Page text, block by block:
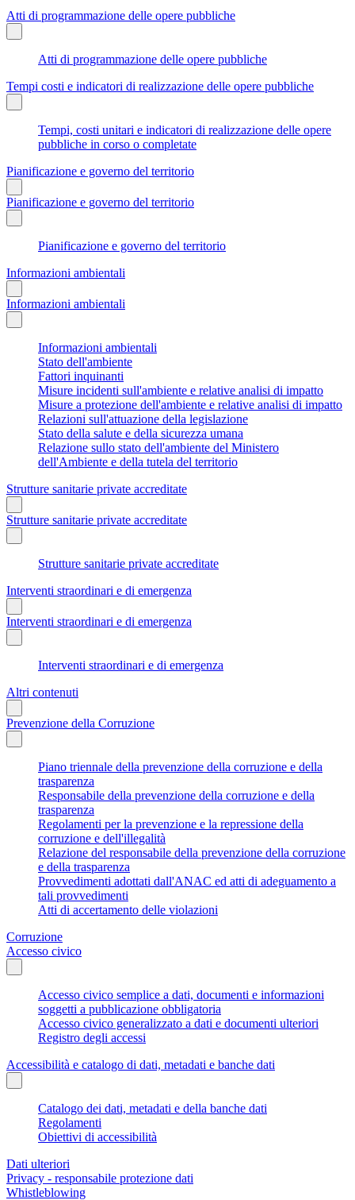
Atti di programmazione delle opere pubbliche
Atti di programmazione delle opere pubbliche
Tempi costi e indicatori di realizzazione delle opere pubbliche
Tempi, costi unitari e indicatori di realizzazione delle opere
pubbliche in corso o completate
Pianificazione e governo del territorio
Pianificazione e governo del territorio
Pianificazione e governo del territorio
Informazioni ambientali
Informazioni ambientali
Informazioni ambientali
Stato dell'ambiente
Fattori inquinanti
Misure incidenti sull'ambiente e relative analisi di impatto
Misure a protezione dell'ambiente e relative analisi di impatto
Relazioni sull'attuazione della legislazione
Stato della salute e della sicurezza umana
Relazione sullo stato dell'ambiente del Ministero
dell'Ambiente e della tutela del territorio
Strutture sanitarie private accreditate
Strutture sanitarie private accreditate
Strutture sanitarie private accreditate
Interventi straordinari e di emergenza
Interventi straordinari e di emergenza
Interventi straordinari e di emergenza
Altri contenuti
Prevenzione della Corruzione
Piano triennale della prevenzione della corruzione e della
trasparenza
Responsabile della prevenzione della corruzione e della
trasparenza
Regolamenti per la prevenzione e la repressione della
corruzione e dell'illegalità
Relazione del responsabile della prevenzione della corruzione
e della trasparenza
Provvedimenti adottati dall'ANAC ed atti di adeguamento a
tali provvedimenti
Atti di accertamento delle violazioni
Corruzione
Accesso civico
Accesso civico semplice a dati, documenti e informazioni
soggetti a pubblicazione obbligatoria
Accesso civico generalizzato a dati e documenti ulteriori
Registro degli accessi
Accessibilità e catalogo di dati, metadati e banche dati
Catalogo dei dati, metadati e della banche dati
Regolamenti
Obiettivi di accessibilità
Dati ulteriori
Privacy - responsabile protezione dati
Whistleblowing